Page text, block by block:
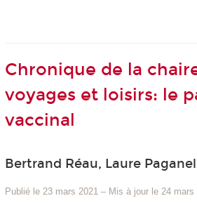
Chronique de la
voyages et loisirs: le
vaccinal
Bertrand Réau, Laure
Publié le 23 mars 2021 – Mis à jour le 24 mars